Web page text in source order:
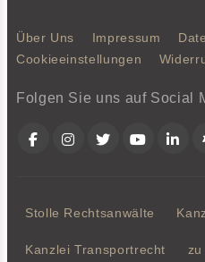
Über Uns Impressum
Cookieeinstellungen
Folgen Sie uns auf Social
Stolle Rechtsanwälte
Kanzlei Transportrecht